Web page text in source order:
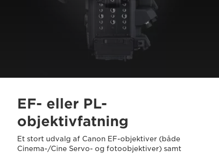
EF- eller PL-
objektivfatning
Et stort udvalg af Canon EF-objektiver (både
Cinema-/Cine Servo- og fotoobjektiver) samt